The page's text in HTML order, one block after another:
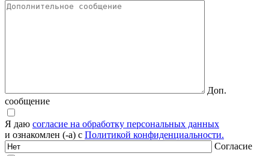
Доп.
сообщение
Я даю согласие на обработку персональных данных
и ознакомлен (-а) с Политикой конфиденциальности.
Согласие